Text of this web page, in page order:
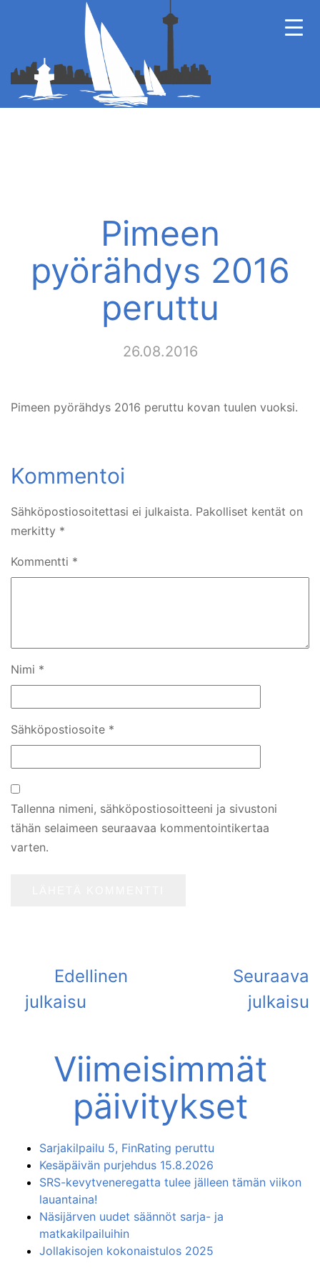
Pimeen
pyörähdys 2016
peruttu
26.08.2016
Pimeen pyörähdys 2016 peruttu kovan tuulen vuoksi.
Sähköpostiosoitettasi ei julkaista. Pakolliset kentät on
merkitty *
Kommentti *
Nimi *
Sähköpostiosoite *
Tallenna nimeni, sähköpostiosoitteeni ja sivustoni
tähän selaimeen seuraavaa kommentointikertaa
varten.
Viimeisimmät
päivitykset
Sarjakilpailu 5, FinRating peruttu
Kesäpäivän purjehdus 15.8.2026
SRS-kevytveneregatta tulee jälleen tämän viikon
lauantaina!
Näsijärven uudet säännöt sarja- ja
matkakilpailuihin
Jollakisojen kokonaistulos 2025